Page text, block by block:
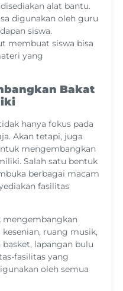
alat bantu.
digunakan oleh guru
siswa.
membuat siswa bisa
yang
Bakat
hanya fokus pada
Akan tetapi, juga
mengembangkan
Salah satu bentuk
berbagai macam
fasilitas
mengembangkan
ruang musik,
lapangan bulu
fasilitas yang
oleh semua